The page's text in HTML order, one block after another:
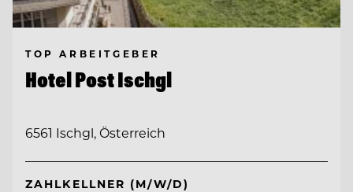
TOP ARBEITGEBER
Hotel Post Ischgl
6561 Ischgl, Österreich
ZAHLKELLNER (M/W/D)